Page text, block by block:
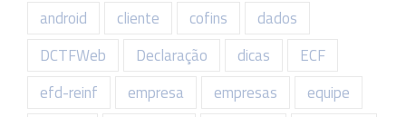
android cliente cofins
dados
DCTFWeb
Declaração dicas
ECF
efd-reinf
empresa empresas
equipe